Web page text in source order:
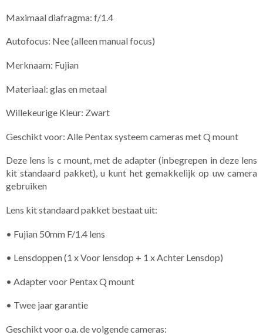
Maximaal diafragma: f/1.4
Autofocus: Nee (alleen manual focus)
Merknaam: Fujian
Materiaal: glas en metaal
Willekeurige Kleur: Zwart
Geschikt voor: Alle Pentax systeem cameras met Q mount
Deze lens is c mount, met de adapter (inbegrepen in deze lens
kit standaard pakket), u kunt het gemakkelijk op uw camera
gebruiken
Lens kit standaard pakket bestaat uit:
• Fujian 50mm F/1.4 lens
• Lensdoppen (1 x Voor lensdop + 1 x Achter Lensdop)
• Adapter voor Pentax Q mount
• Twee jaar garantie
Geschikt voor o.a. de volgende cameras: